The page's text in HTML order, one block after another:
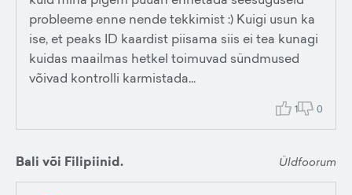
probleeme enne nende tekkimist :) Kuigi usun ka
ise, et peaks ID kaardist piisama siis ei tea kunagi
kuidas maailmas hetkel toimuvad sündmused
võivad kontrolli karmistada...
1 0
Bali või Filipiinid. Üldfoorum